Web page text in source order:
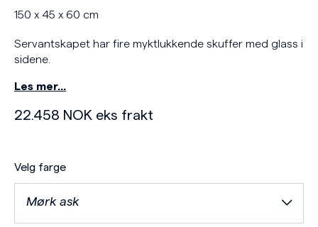
150 x 45 x 60 cm
Servantskapet har fire myktlukkende skuffer med glass i
sidene.
Les mer…
22.458 NOK eks frakt
Velg farge
Mørk ask